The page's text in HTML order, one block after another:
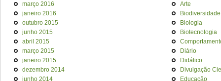
março 2016
janeiro 2016
outubro 2015
junho 2015
abril 2015
março 2015
janeiro 2015
dezembro 2014
junho 2014
Arte
Biodiversidade
Biologia
Biotecnologia
Diário
Didático
Divulgação
Educação